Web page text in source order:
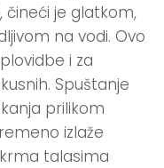
čineći je glatkom,
na vodi. Ovo
i za
Spuštanje
prilikom
izlaže
talasima